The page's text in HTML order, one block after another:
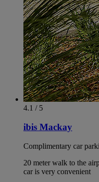
4.1 / 5
ibis Mackay
Complimentary car
20 meter walk to the
car is very convenient